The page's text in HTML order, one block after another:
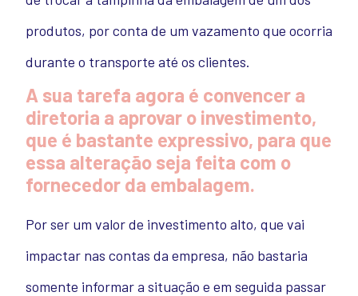
produtos, por conta de um vazamento que ocorria
durante o transporte até os clientes.
A sua tarefa agora é convencer a
diretoria a aprovar o investimento,
que é bastante expressivo, para que
essa alteração seja feita com o
fornecedor da embalagem.
Por ser um valor de investimento alto, que vai
impactar nas contas da empresa, não bastaria
somente informar a situação e em seguida passar